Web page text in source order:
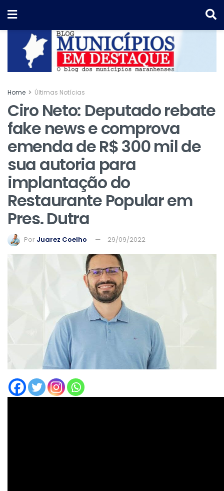
Home Últimas Notícias
Ciro Neto: Deputado rebate
fake news e comprova
emenda de R$ 300 mil de
sua autoria para
implantação do
Restaurante Popular em
Pres. Dutra
Por Juarez Coelho 29/09/2022